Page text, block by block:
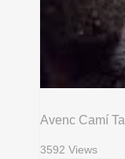
Avenc Camí
3592 Views